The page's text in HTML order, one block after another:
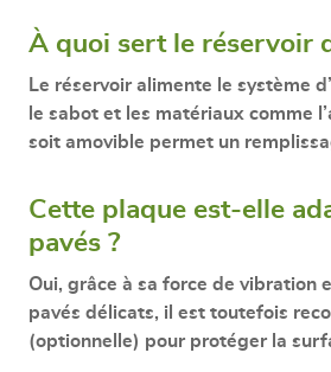
À quoi sert le réservoir
Le réservoir alimente le système
le sabot et les matériaux comme
soit amovible permet un
Cette plaque est-elle
pavés ?
Oui, grâce à sa force de vibration
pavés délicats, il est toutefois
(optionnelle) pour protéger la